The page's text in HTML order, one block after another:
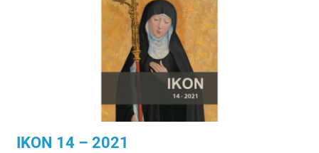
IKON 14 – 2021